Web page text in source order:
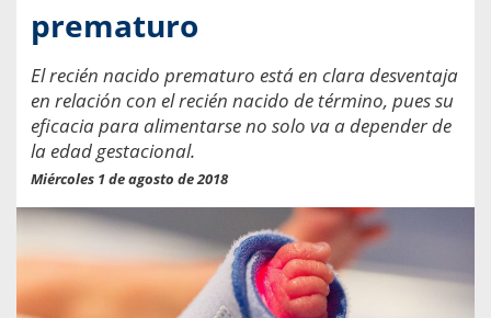
prematuro
El recién nacido prematuro está en clara desventaja
en relación con el recién nacido de término, pues su
eficacia para alimentarse no solo va a depender de
la edad gestacional.
Miércoles 1 de agosto de 2018